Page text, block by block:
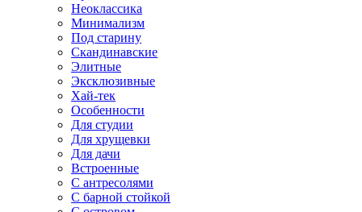
Неоклассика
Минимализм
Под старину
Скандинавские
Элитные
Эксклюзивные
Хай-тек
Особенности
Для студии
Для хрущевки
Для дачи
Встроенные
С антресолями
С барной стойкой